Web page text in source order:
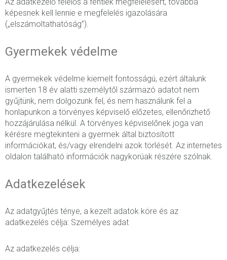
képesnek kell lennie e megfelelés igazolására
(„elszámoltathatóság”).
Gyermekek védelme
A gyermekek védelme kiemelt fontosságú, ezért általunk
ismerten 18 év alatti személytől származó adatot nem
gyűjtünk, nem dolgozunk fel, és nem használunk fel a
honlapunkon a törvényes képviselő előzetes, ellenőrizhető
hozzájárulása nélkül. A törvényes képviselőnek joga van
kérésre megtekinteni a gyermek által biztosított
információkat, és/vagy elrendelni azok törlését. Az internetes
oldalon található információk nagykorúak részére szólnak.
Adatkezelések
Az adatgyűjtés ténye, a kezelt adatok köre és az
adatkezelés célja: Személyes adat
Az adatkezelés célja: